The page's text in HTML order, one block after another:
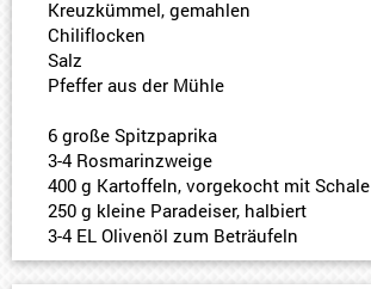
Kreuzkümmel, gemahlen
Chiliflocken
Salz
Pfeffer aus der Mühle
6 große Spitzpaprika
3-4 Rosmarinzweige
400 g Kartoffeln, vorgekocht mit Schale
250 g kleine Paradeiser, halbiert
3-4 EL Olivenöl zum Beträufeln